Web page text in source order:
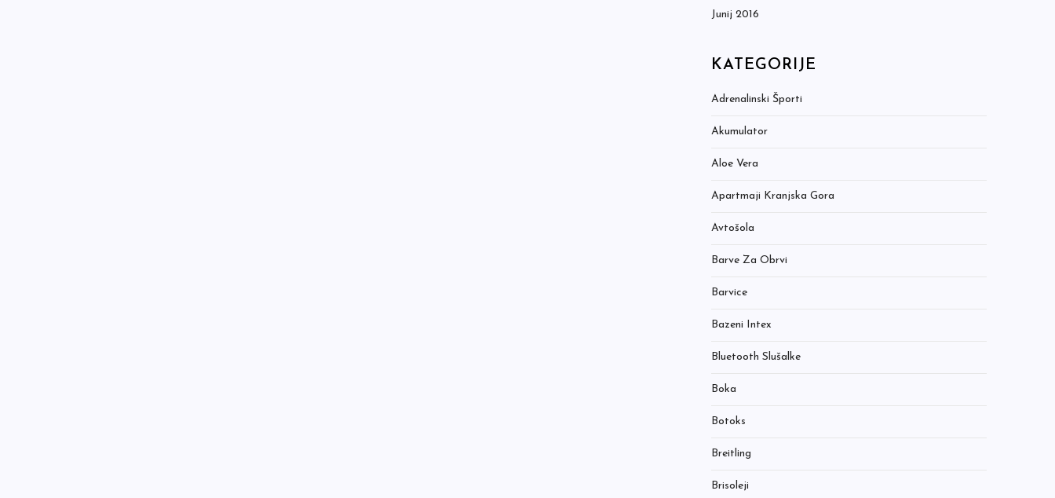
Junij 2016
KATEGORIJE
Adrenalinski Športi
Akumulator
Aloe Vera
Apartmaji Kranjska Gora
Avtošola
Barve Za Obrvi
Barvice
Bazeni Intex
Bluetooth Slušalke
Boka
Botoks
Breitling
Brisoleji